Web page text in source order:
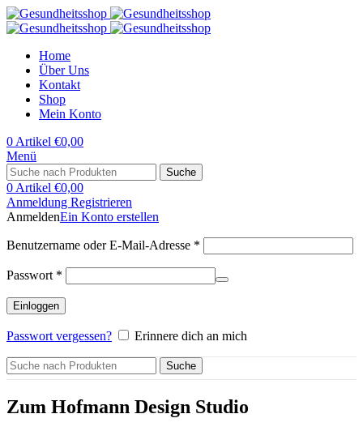
Home
Über Uns
Kontakt
Shop
Mein Konto
0 Artikel €0,00
Menü
Suche
0 Artikel €0,00
Anmeldung Registrieren
AnmeldenEin Konto erstellen
Benutzername oder E-Mail-Adresse *
Passwort *
Einloggen
Passwort vergessen? Erinnere dich an mich
Suche
Zum Hofmann Design Studio